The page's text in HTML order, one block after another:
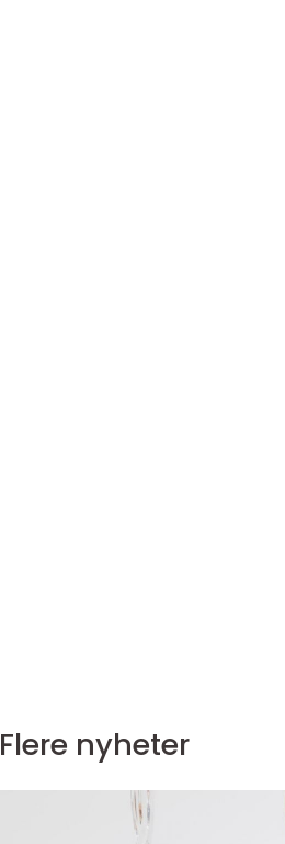
Flere nyheter